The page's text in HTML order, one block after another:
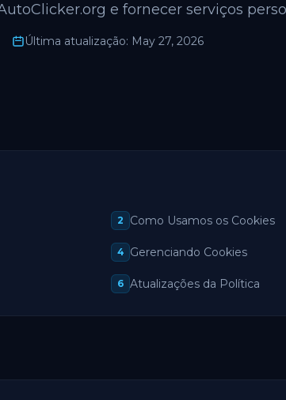
e fornecer serviços
Última atualização: May 27, 2026
2 Como Usamos os Cookies
4 Gerenciando Cookies
6 Atualizações da Política